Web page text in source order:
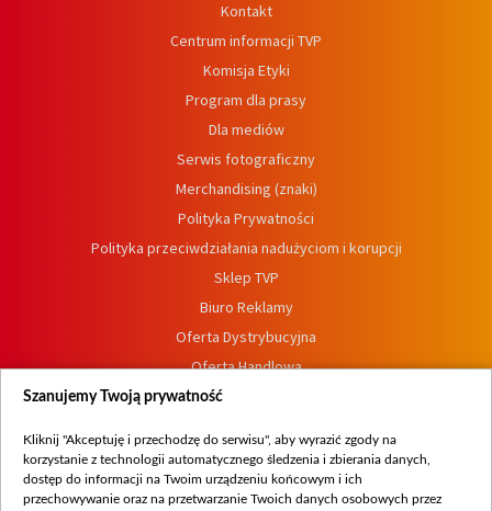
Kontakt
Centrum informacji TVP
Komisja Etyki
Program dla prasy
Dla mediów
Serwis fotograficzny
Merchandising (znaki)
Polityka Prywatności
Polityka przeciwdziałania nadużyciom i korupcji
Sklep TVP
Biuro Reklamy
Oferta Dystrybucyjna
Oferta Handlowa
Dostępność
Procedura zgłoszeń wewnętrznych
Szanujemy Twoją prywatność
Kliknij "Akceptuję i przechodzę do serwisu", aby wyrazić zgody na
korzystanie z technologii automatycznego śledzenia i zbierania danych,
dostęp do informacji na Twoim urządzeniu końcowym i ich
przechowywanie oraz na przetwarzanie Twoich danych osobowych przez